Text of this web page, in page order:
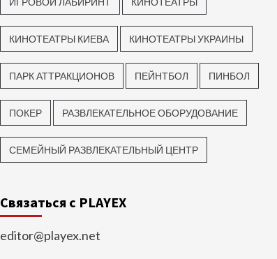
КИНОТЕАТРЫ КИЕВА КИНОТЕАТРЫ УКРАИНЫ
ПАРК АТТРАКЦИОНОВ ПЕЙНТБОЛ ПИНБОЛ
ПОКЕР РАЗВЛЕКАТЕЛЬНОЕ ОБОРУДОВАНИЕ
СЕМЕЙНЫЙ РАЗВЛЕКАТЕЛЬНЫЙ ЦЕНТР
Связаться с PLAYEX
editor@playex.net